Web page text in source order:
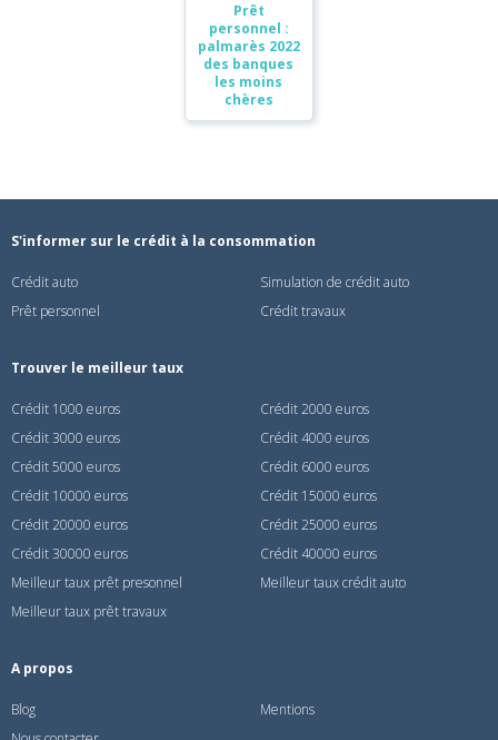
Prêt
personnel :
palmarès 2022
des banques
les moins
chères
S'informer sur le crédit à la consommation
Crédit auto
Simulation de crédit auto
Prêt personnel
Crédit travaux
Trouver le meilleur taux
Crédit 1000 euros
Crédit 2000 euros
Crédit 3000 euros
Crédit 4000 euros
Crédit 5000 euros
Crédit 6000 euros
Crédit 10000 euros
Crédit 15000 euros
Crédit 20000 euros
Crédit 25000 euros
Crédit 30000 euros
Crédit 40000 euros
Meilleur taux prêt presonnel
Meilleur taux crédit auto
Meilleur taux prêt travaux
A propos
Blog
Mentions